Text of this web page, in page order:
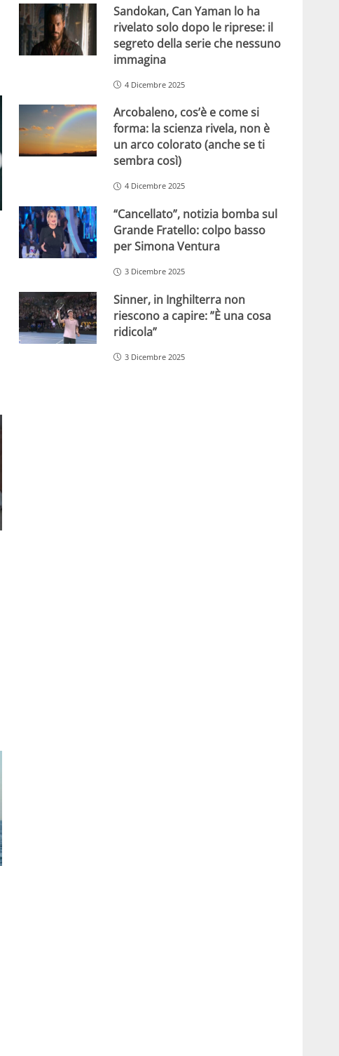
Sandokan, Can Yaman lo ha
rivelato solo dopo le riprese: il
segreto della serie che nessuno
immagina
4 Dicembre 2025
Arcobaleno, cos’è e come si
forma: la scienza rivela, non è
un arco colorato (anche se ti
sembra così)
4 Dicembre 2025
“Cancellato”, notizia bomba sul
Grande Fratello: colpo basso
per Simona Ventura
3 Dicembre 2025
Sinner, in Inghilterra non
riescono a capire: ”È una cosa
ridicola”
3 Dicembre 2025